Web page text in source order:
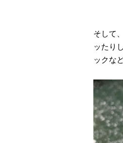
そして
ッたり
ックな